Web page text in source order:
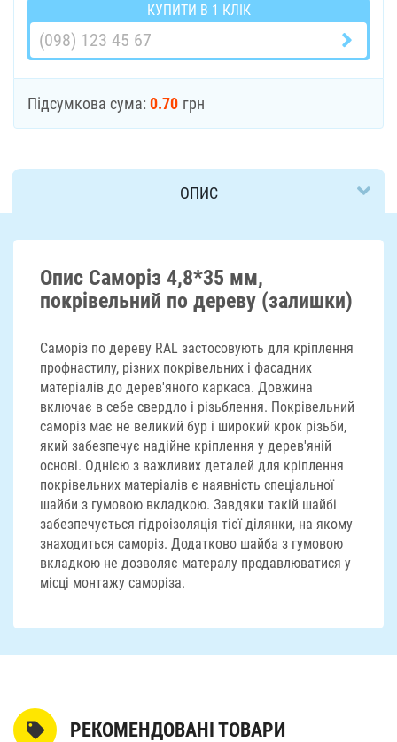
КУПИТИ В 1 КЛІК
Підсумкова сума: 0.70 грн
ОПИС
ДОСТАВКА
Опис Саморіз 4,8*35 мм,
покрівельний по дереву (залишки)
Саморіз по дереву RAL застосовують для кріплення
профнастилу, різних покрівельних і фасадних
матеріалів до дерев'яного каркаса. Довжина
включає в себе свердло і різьблення. Покрівельний
саморіз має не великий бур і широкий крок різьби,
який забезпечує надійне кріплення у дерев'яній
основі. Однією з важливих деталей для кріплення
покрівельних матеріалів є наявність спеціальної
шайби з гумовою вкладкою. Завдяки такій шайбі
забезпечується гідроізоляція тієї ділянки, на якому
знаходиться саморіз. Додатково шайба з гумовою
вкладкою не дозволяє матералу продавлюватися у
місці монтажу саморіза.
РЕКОМЕНДОВАНІ ТОВАРИ